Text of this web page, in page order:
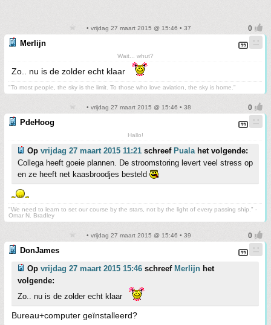
• vrijdag 27 maart 2015 @ 15:46 • 37
Merlijn
Wait... whut?
Zo.. nu is de zolder echt klaar
"To most people, the sky is the limit. To those who love aviation, the sky is home."
• vrijdag 27 maart 2015 @ 15:46 • 38
PdeHoog
Hallo!
Op vrijdag 27 maart 2015 11:21 schreef Pualahet volgende:
Collega heeft goeie plannen. De stroomstoring levert veel stress op
en ze heeft net kaasbroodjes besteld
"We need to learn to set our course by the stars, not by the light of every passing ship." -
Omar N. Bradley
• vrijdag 27 maart 2015 @ 15:46 • 39
DonJames
Op vrijdag 27 maart 2015 15:46 schreef Merlijn het
volgende:
Zo.. nu is de zolder echt klaar
Bureau+computer geïnstalleerd?